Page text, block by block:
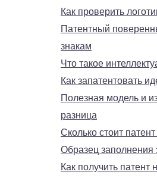
Как проверить
Патентный
знакам
Что такое
Как запатентовать
Полезная модель и
разница
Сколько стоит
Образец заполнения
Как получить патент